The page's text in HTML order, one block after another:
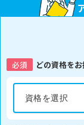
必須 どの資格を